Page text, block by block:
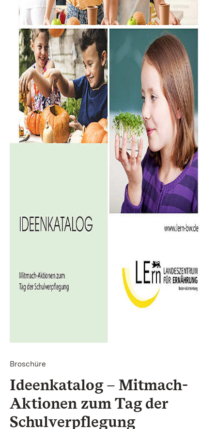
Broschüre
Ideenkatalog – Mitmach-
Aktionen zum Tag der
Schul­verpflegung